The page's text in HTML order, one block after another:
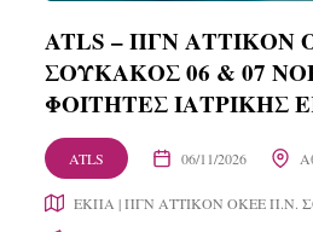
ATLS – ΠΓΝ ΑΤΤΙΚΟΝ
ΣΟΥΚΑΚΟΣ 06 & 07
ΦΟΙΤΗΤΕΣ ΙΑΤΡΙΚΗΣ
ATLS 06/11/2026
ΕΚΠΑ | ΠΓΝ ΑΤΤΙΚΟΝ ΟΚΕΕ Π.Ν.